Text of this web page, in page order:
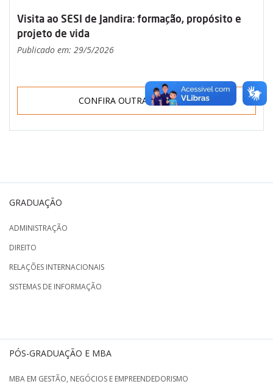
Visita ao SESI de Jandira: formação, propósito e
projeto de vida
Publicado em: 29/5/2026
CONFIRA OUTRAS NOTÍCIAS
GRADUAÇÃO
ADMINISTRAÇÃO
DIREITO
RELAÇÕES INTERNACIONAIS
SISTEMAS DE INFORMAÇÃO
PÓS-GRADUAÇÃO E MBA
MBA EM GESTÃO, NEGÓCIOS E EMPREENDEDORISMO